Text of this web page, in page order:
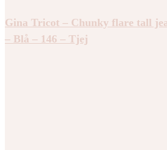
Gina Tricot – Chunky flare tall
– Blå – 146 – Tjej